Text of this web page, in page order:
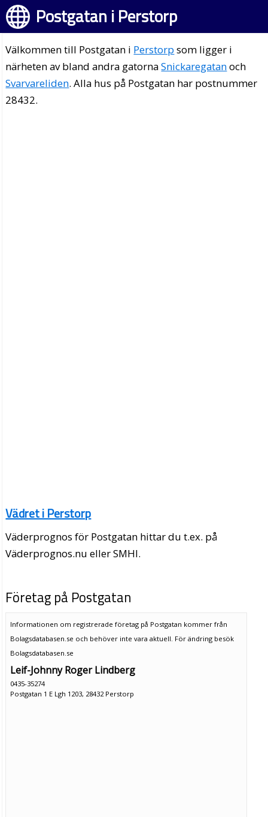
Postgatan i Perstorp
Välkommen till Postgatan i Perstorp som ligger i
närheten av bland andra gatornaSnickaregatanoch
Svarvareliden. Alla hus på Postgatan har postnummer
28432.
Vädret i Perstorp
Väderprognos för Postgatan hittar du t.ex. på
Väderprognos.nu eller SMHI.
Företag på Postgatan
Informationen om registrerade företag på Postgatan kommer från
Bolagsdatabasen.se och behöver inte vara aktuell. För ändring besök
Bolagsdatabasen.se
Leif-Johnny Roger Lindberg
0435-35274
Postgatan 1 E Lgh 1203, 28432 Perstorp